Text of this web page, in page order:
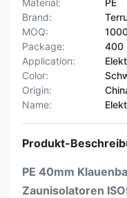
Material:
PE
Brand:
MOQ:
Package:
400
Application:
Color:
Origin:
Name:
Produkt-
PE 40mm
Zaunisolatoren